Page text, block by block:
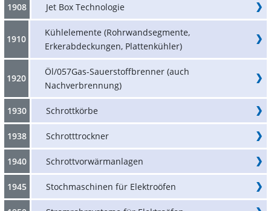
1908 Jet Box Technologie
1910
Kühlelemente (Rohrwandsegmente,
Erkerabdeckungen, Plattenkühler)
1920
Öl/057Gas-Sauerstoffbrenner (auch
Nachverbrennung)
1930 Schrottkörbe
1938 Schrotttrockner
1940 Schrottvorwärmanlagen
1945 Stochmaschinen für Elektroöfen